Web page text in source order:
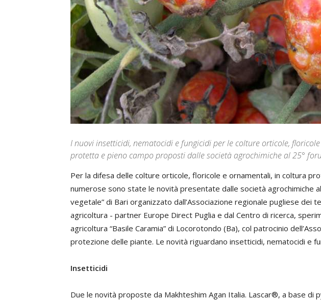
I nuovi insetticidi, nematocidi e fungicidi per le colture orticole,
protetta e pieno campo proposti dalle società agrochimiche al 25°
Per la difesa delle colture orticole, floricole e ornamentali, in coltura
numerose sono state le novità presentate dalle società agrochimiche
vegetale” di Bari organizzato dall’Associazione regionale pugliese dei
agricoltura - partner Europe Direct Puglia e dal Centro di ricerca,
agricoltura “Basile Caramia” di Locorotondo (Ba), col patrocinio
protezione delle piante. Le novità riguardano insetticidi, nematocidi e
Insetticidi
Due le novità proposte da Makhteshim Agan Italia. Lascar®, a base di